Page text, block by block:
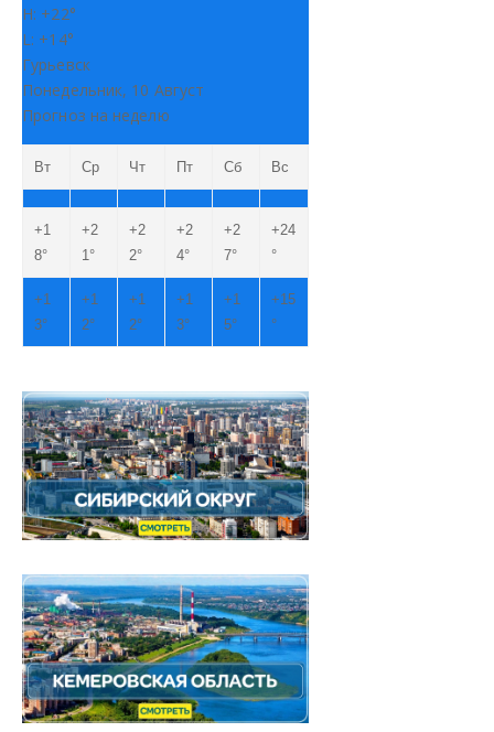
H: +22°
L: +14°
Гурьевск
Понедельник, 10 Август
Прогноз на неделю
Вт Ср Чт Пт Сб Вс
+1
8°
+2
1°
+2
2°
+2
4°
+2
7°
+24
°
+1
3°
+1
2°
+1
2°
+1
3°
+1
5°
+15
°